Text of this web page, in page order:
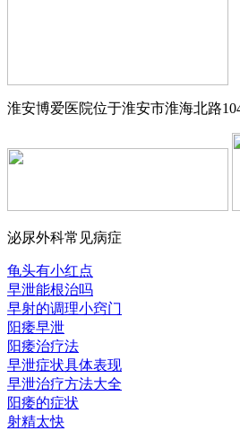
淮安博爱医院位于淮安市淮海北路
泌尿外科常见病症
龟头有小红点
早泄能根治吗
早射的调理小窍门
阳痿早泄
阳痿治疗法
早泄症状具体表现
早泄治疗方法大全
阳痿的症状
射精太快